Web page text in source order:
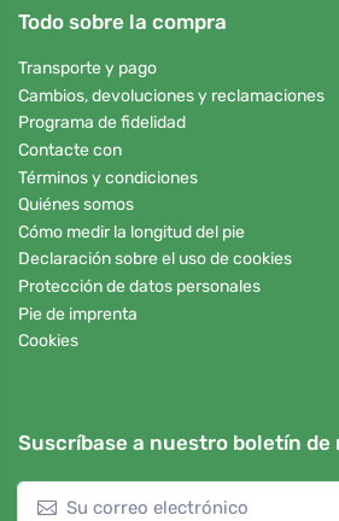
Todo sobre la compra
Transporte y pago
Cambios, devoluciones y reclamaciones
Programa de fidelidad
Contacte con
Términos y condiciones
Quiénes somos
Cómo medir la longitud del pie
Declaración sobre el uso de cookies
Protección de datos personales
Pie de imprenta
Cookies
Suscríbase a nuestro boletín de